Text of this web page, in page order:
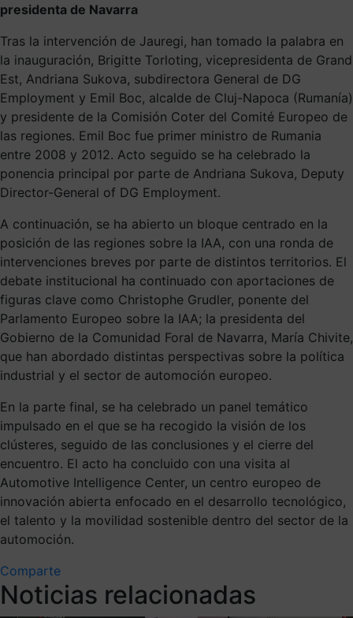
presidenta de Navarra
Tras la intervención de Jauregi, han tomado la palabra en
la inauguración, Brigitte Torloting, vicepresidenta de Grand
Est, Andriana Sukova, subdirectora General de DG
Employment y Emil Boc, alcalde de Cluj-Napoca (Rumanía)
y presidente de la Comisión Coter del Comité Europeo de
las regiones. Emil Boc fue primer ministro de Rumania
entre 2008 y 2012. Acto seguido se ha celebrado la
ponencia principal por parte de Andriana Sukova, Deputy
Director-General of DG Employment.
A continuación, se ha abierto un bloque centrado en la
posición de las regiones sobre la IAA, con una ronda de
intervenciones breves por parte de distintos territorios. El
debate institucional ha continuado con aportaciones de
figuras clave como Christophe Grudler, ponente del
Parlamento Europeo sobre la IAA; la presidenta del
Gobierno de la Comunidad Foral de Navarra, María Chivite,
que han abordado distintas perspectivas sobre la política
industrial y el sector de automoción europeo.
En la parte final, se ha celebrado un panel temático
impulsado en el que se ha recogido la visión de los
clústeres, seguido de las conclusiones y el cierre del
encuentro. El acto ha concluido con una visita al
Automotive Intelligence Center, un centro europeo de
innovación abierta enfocado en el desarrollo tecnológico,
el talento y la movilidad sostenible dentro del sector de la
automoción.
Comparte
Noticias relacionadas